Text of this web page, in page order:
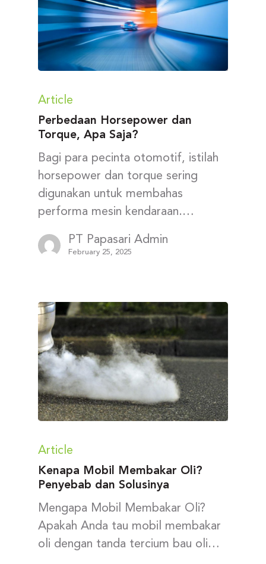
Article
Perbedaan Horsepower dan
Torque, Apa Saja?
Bagi para pecinta otomotif, istilah
horsepower dan torque sering
digunakan untuk membahas
performa mesin kendaraan.…
PT Papasari Admin
February 25, 2025
Article
Kenapa Mobil Membakar Oli?
Penyebab dan Solusinya
Mengapa Mobil Membakar Oli?
Apakah Anda tau mobil membakar
oli dengan tanda tercium bau oli…